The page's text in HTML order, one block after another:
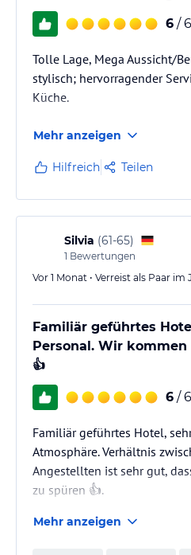
6 / 6
Tolle Lage, Mega Aussicht/
stylisch; hervorragender
Küche.
Mehr anzeigen
Hilfreich Teilen
Silvia (61-65)
1 Bewertungen
Vor 1 Monat • Verreist als Paar im
Familiär geführtes
Personal. Wir
👍
6 / 6
Familiär geführtes Hotel,
Atmosphäre. Verhältnis
Angestellten ist sehr gut,
zu spüren 👍.
Mehr anzeigen